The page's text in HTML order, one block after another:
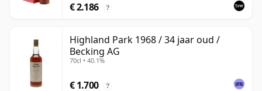
€ 2.186 ?
Highland Park 1968 / 34 jaar oud /
Becking AG
70cl • 40.1%
€ 1.700 ?